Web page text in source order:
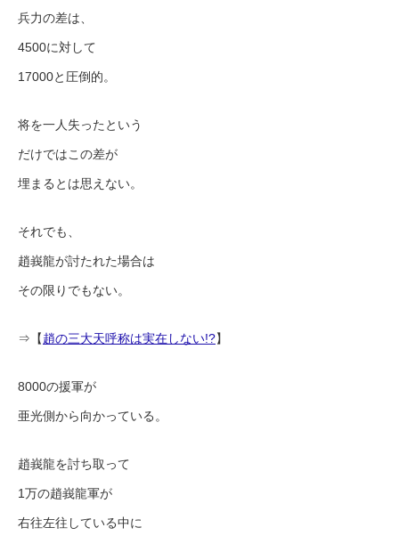
兵力の差は、
4500に対して
17000と圧倒的。
将を一人失ったという
だけではこの差が
埋まるとは思えない。
それでも、
趙峩龍が討たれた場合は
その限りでもない。
⇒【趙の三大天呼称は実在しない!?】
8000の援軍が
亜光側から向かっている。
趙峩龍を討ち取って
1万の趙峩龍軍が
右往左往している中に